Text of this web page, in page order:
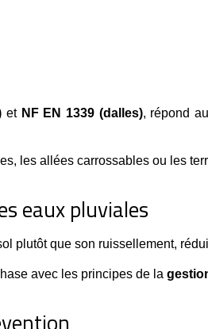
et NF EN 1339 (dalles), répond
les allées carrossables ou les
eaux pluviales
plutôt que son ruissellement,
avec les principes de la